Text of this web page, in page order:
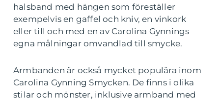
halsband med hängen som föreställer
exempelvis en gaffel och kniv, en vinkork
eller till och med en av Carolina Gynnings
egna målningar omvandlad till smycke.
Armbanden är också mycket populära inom
Carolina Gynning Smycken. De finns i olika
stilar och mönster, inklusive armband med